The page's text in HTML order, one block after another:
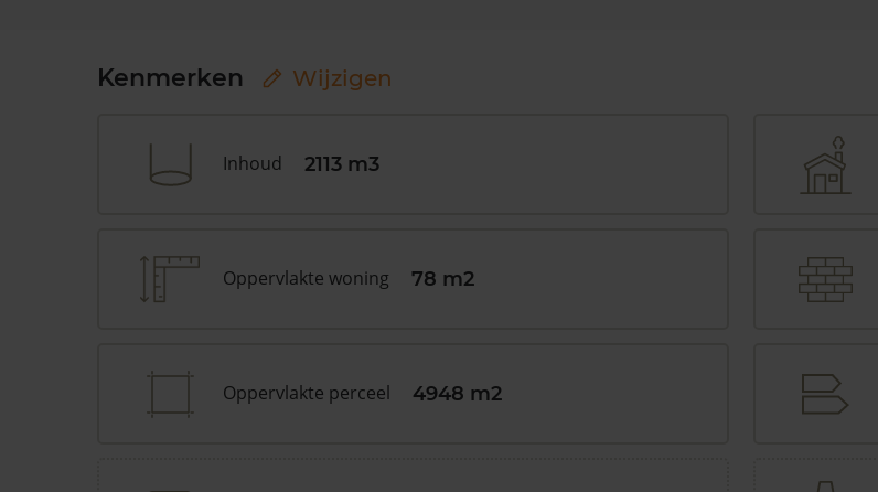
Kenmerken Wijzigen
Inhoud 2113 m3
Oppervlakte woning 78 m2
Oppervlakte perceel 4948 m2